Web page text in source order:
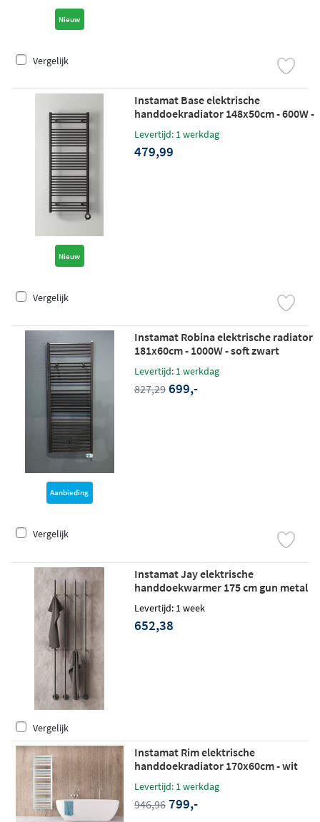
Nieuw
Vergelijk
Nieuw
Instamat Base elektrische
handdoekradiator 148x50cm - 600W -
soft zwart
Levertijd: 1 werkdag
479,99
Vergelijk
Aanbieding
Instamat Robina elektrische radiator
181x60cm - 1000W - soft zwart
Levertijd: 1 werkdag
827,29 699,-
Vergelijk
Instamat Jay elektrische
handdoekwarmer 175 cm gun metal
Levertijd: 1 week
652,38
Vergelijk
Instamat Rim elektrische
handdoekradiator 170x60cm - wit
Levertijd: 1 werkdag
946,96 799,-